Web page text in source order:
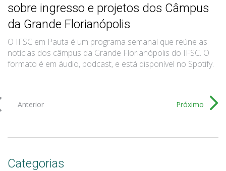
sobre ingresso e projetos dos Câmpus
da Grande Florianópolis
O IFSC em Pauta é um programa semanal que reúne as
notícias dos câmpus da Grande Florianópolis do IFSC. O
formato é em áudio, podcast, e está disponível no Spotify.
Anterior Próximo
Categorias